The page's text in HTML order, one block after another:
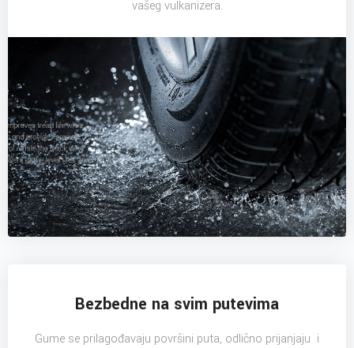
vašeg vulkanizera.
Bezbedne na svim putevima
Gume se prilagođavaju površini puta, odlično prijanjaju i